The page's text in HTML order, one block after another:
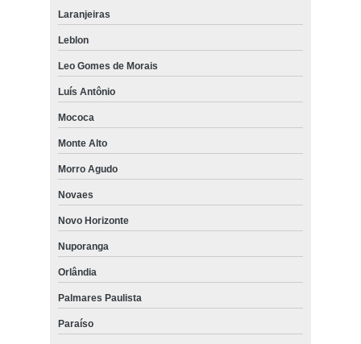
Laranjeiras
Leblon
Leo Gomes de Morais
Luís Antônio
Mococa
Monte Alto
Morro Agudo
Novaes
Novo Horizonte
Nuporanga
Orlândia
Palmares Paulista
Paraíso